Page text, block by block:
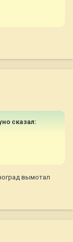
сказал:
вымотал